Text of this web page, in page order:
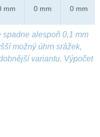
mm 0 mm 0 mm
alespoň 0,1 mm
možný úhrn srážek,
variantu. Výpočet